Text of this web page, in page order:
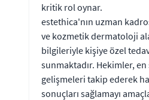
kritik rol oynar.
estethica'nın uzman
ve kozmetik dermatoloji
bilgileriyle kişiye özel
sunmaktadır. Hekimler,
gelişmeleri takip ederek
sonuçları sağlamayı